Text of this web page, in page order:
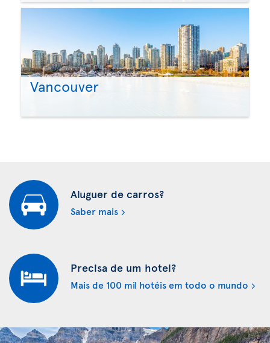
Vancouver
Aluguer de carros?
Saber mais
Precisa de um hotel?
Mais de 100 mil hotéis em todo o mundo